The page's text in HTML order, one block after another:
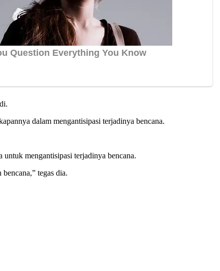
dalam mengantisipasi terjadinya bencana.
mengantisipasi terjadinya bencana.
tegas dia.